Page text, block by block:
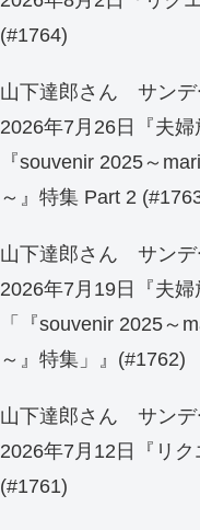
(#1764)
山下達郎さん サンデ
2026年7月26日『夫婦
『souvenir 2025～
～』特集 Part 2
山下達郎さん サンデ
2026年7月19日『夫婦
「『souvenir 2025～
～』特集」』(#1762)
山下達郎さん サンデ
2026年7月12日『リク
(#1761)